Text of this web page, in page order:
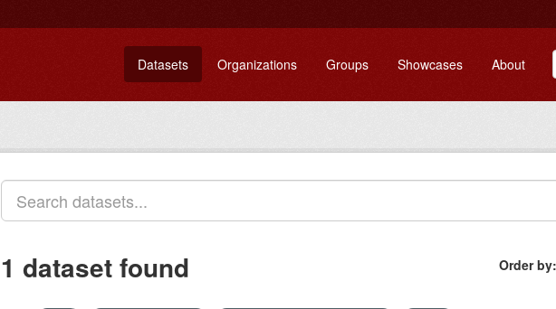
Datasets Organizations Groups Showcases About
Order by
1 dataset found